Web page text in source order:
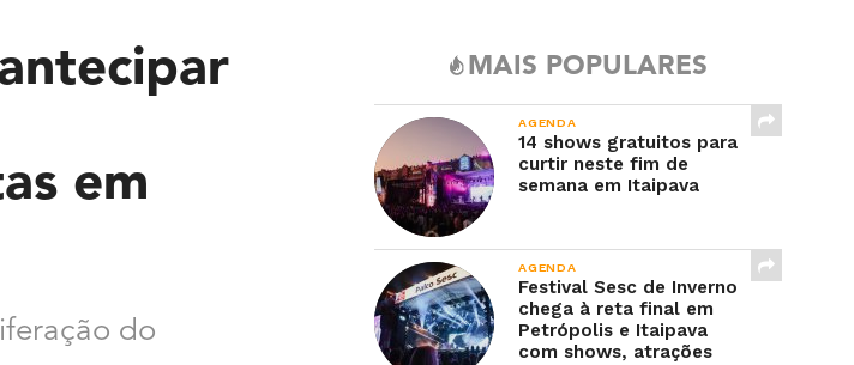
em
do
MAIS POPULARES
AGENDA
14 shows gratuitos para
curtir neste fim de
semana em Itaipava
AGENDA
Festival Sesc de Inverno
chega à reta final em
Petrópolis e Itaipava
com shows, atrações